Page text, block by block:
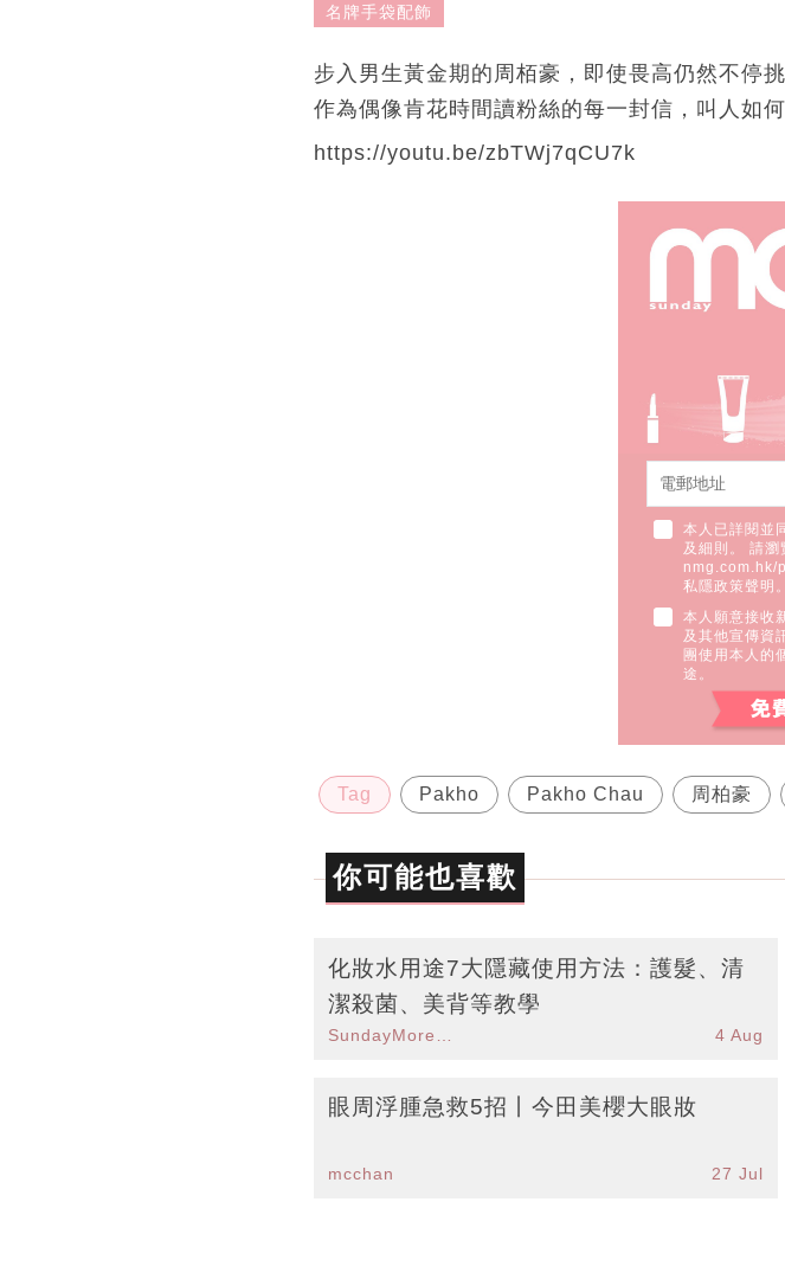
名牌手袋配飾
步入男生黃金期的周栢豪，即使畏高仍然不停
作為偶像肯花時間讀粉絲的每一封信，叫人如
https://youtu.be/zbTWj7qCU7k
本人已詳閱並
及細則。 請瀏
nmg.com.hk/
私隱政策聲明。
本人願意接收
及其他宣傳資
團使用本人的
途。
Tag Pakho Pakho Chau 周柏豪
你可能也喜歡
化妝水用途7大隱藏使用方法：護髮、清
潔殺菌、美背等教學
4 Aug
眼周浮腫急救5招丨今田美櫻大眼妝
mcchan 27 Jul